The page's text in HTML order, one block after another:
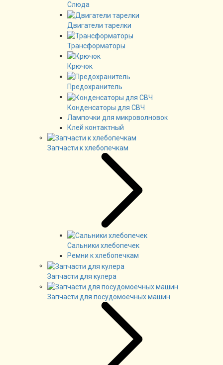
Слюда
Двигатели тарелки
Трансформаторы
Крючок
Предохранитель
Конденсаторы для СВЧ
Лампочки для микроволновок
Клей контактный
Запчасти к хлебопечкам
Сальники хлебопечек
Ремни к хлебопечкам
Запчасти для кулера
Запчасти для посудомоечных машин